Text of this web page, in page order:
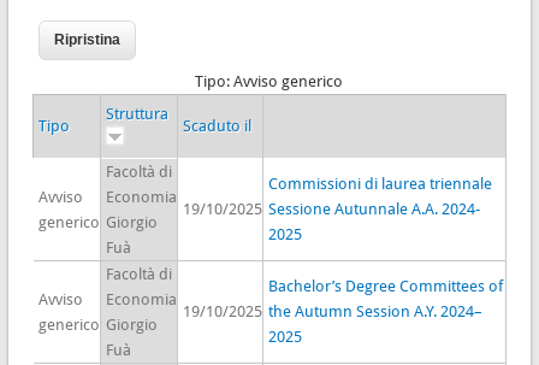
Tipo: Avviso generico
Tipo
Struttura
Scaduto il
Avviso
generico
Facoltà di
Economia
Giorgio
Fuà
19/10/2025
Commissioni di laurea triennale
Sessione Autunnale A.A. 2024-
2025
Avviso
generico
Facoltà di
Economia
Giorgio
Fuà
19/10/2025
Bachelor’s Degree Committees of
the Autumn Session A.Y. 2024–
2025